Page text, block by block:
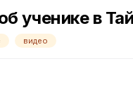
ученике в
видео